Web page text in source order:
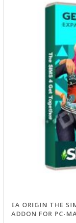
EA ORIGIN THE
ADDON FOR PC-